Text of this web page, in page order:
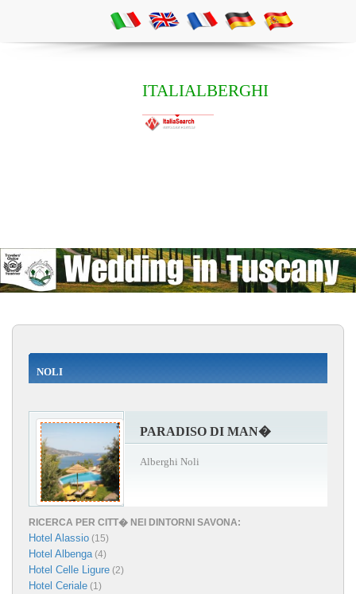
ITALIALBERGHI
NOLI
PARADISO DI MAN�
Alberghi Noli
RICERCA PER CITT� NEI DINTORNI SAVONA:
Hotel Alassio (15)
Hotel Albenga(4)
Hotel Celle Ligure (2)
Hotel Ceriale (1)